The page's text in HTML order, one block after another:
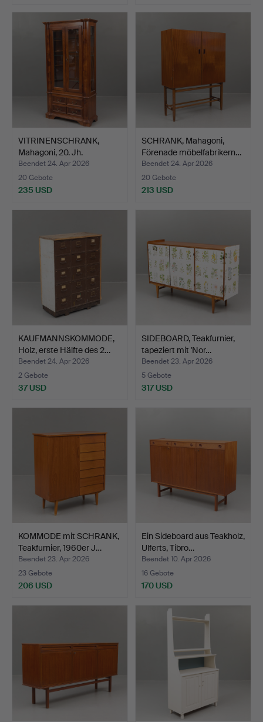
VITRINENSCHRANK,
Mahagoni, 20. Jh.
Beendet 24. Apr 2026
20 Gebote
235 USD
SCHRANK, Mahagoni,
Förenade möbelfabrikern…
Beendet 24. Apr 2026
20 Gebote
213 USD
KAUFMANNSKOMMODE,
Holz, erste Hälfte des 2…
Beendet 24. Apr 2026
2 Gebote
37 USD
SIDEBOARD, Teakfurnier,
tapeziert mit 'Nor…
Beendet 23. Apr 2026
5 Gebote
317 USD
KOMMODE mit SCHRANK,
Teakfurnier, 1960er J…
Beendet 23. Apr 2026
23 Gebote
206 USD
Ein Sideboard aus Teakholz,
Ulferts, Tibro…
Beendet 10. Apr 2026
16 Gebote
170 USD